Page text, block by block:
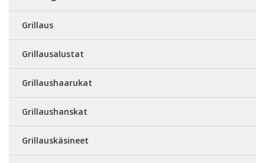
Grillaus
Grillausalustat
Grillaushaarukat
Grillaushanskat
Grillauskäsineet